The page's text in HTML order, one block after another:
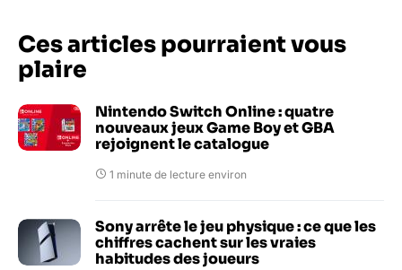
Ces articles pourraient vous
plaire
Nintendo Switch Online : quatre
nouveaux jeux Game Boy et GBA
rejoignent le catalogue
1 minute de lecture environ
Sony arrête le jeu physique : ce que les
chiffres cachent sur les vraies
habitudes des joueurs